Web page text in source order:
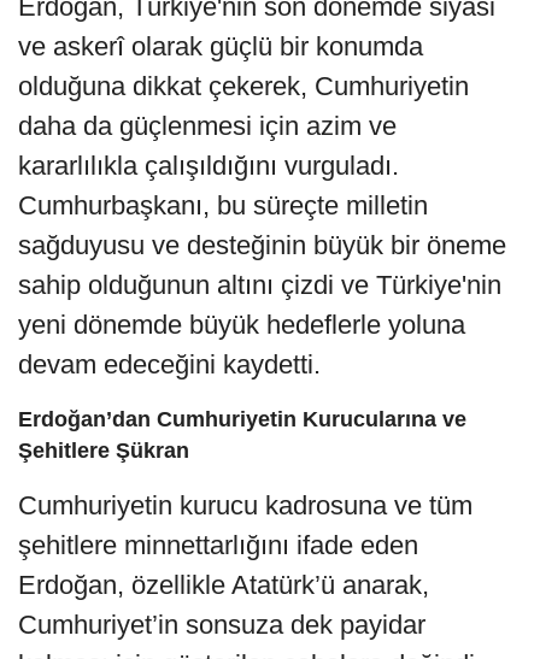
Erdoğan, Türkiye'nin son dönemde siyasi
ve askerî olarak güçlü bir konumda
olduğuna dikkat çekerek, Cumhuriyetin
daha da güçlenmesi için azim ve
kararlılıkla çalışıldığını vurguladı.
Cumhurbaşkanı, bu süreçte milletin
sağduyusu ve desteğinin büyük bir öneme
sahip olduğunun altını çizdi ve Türkiye'nin
yeni dönemde büyük hedeflerle yoluna
devam edeceğini kaydetti.
Erdoğan’dan Cumhuriyetin Kurucularına ve
Şehitlere Şükran
Cumhuriyetin kurucu kadrosuna ve tüm
şehitlere minnettarlığını ifade eden
Erdoğan, özellikle Atatürk’ü anarak,
Cumhuriyet’in sonsuza dek payidar